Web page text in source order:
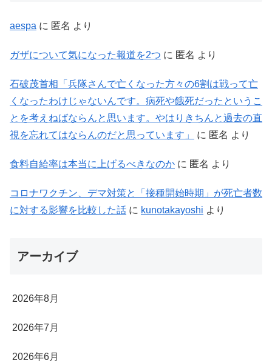
aespa に 匿名 より
ガザについて気になった報道を2つ に 匿名 より
石破茂首相「兵隊さんで亡くなった方々の6割は戦って亡
くなったわけじゃないんです。病死や餓死だったというこ
とを考えねばならんと思います。やはりきちんと過去の直
視を忘れてはならんのだと思っています」
に 匿名 より
食料自給率は本当に上げるべきなのか に 匿名 より
コロナワクチン、デマ対策と「接種開始時期」が死亡者数
に対する影響を比較した話 に kunotakayoshi より
アーカイブ
2026年8月
2026年7月
2026年6月